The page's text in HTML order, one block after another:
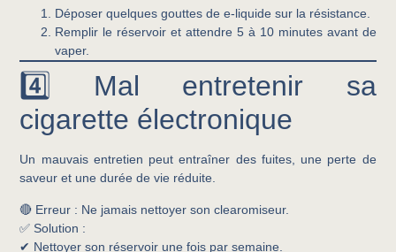
Déposer quelques gouttes de e-liquide sur la résistance.
Remplir le réservoir etattendre 5 à 10 minutesavant de
vaper.
4️⃣ Mal entretenir sa
cigarette électronique
Un mauvais entretien peut entraîner des fuites, une perte de
saveur et une durée de vie réduite.
🔴 Erreur : Ne jamais nettoyer son clearomiseur.
✅ Solution :
✔ Nettoyer son réservoir une fois par semaine.